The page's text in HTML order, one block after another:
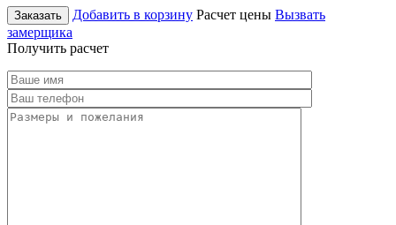
Заказать Добавить в корзину Расчет цены Вызвать
замерщика
Получить расчет